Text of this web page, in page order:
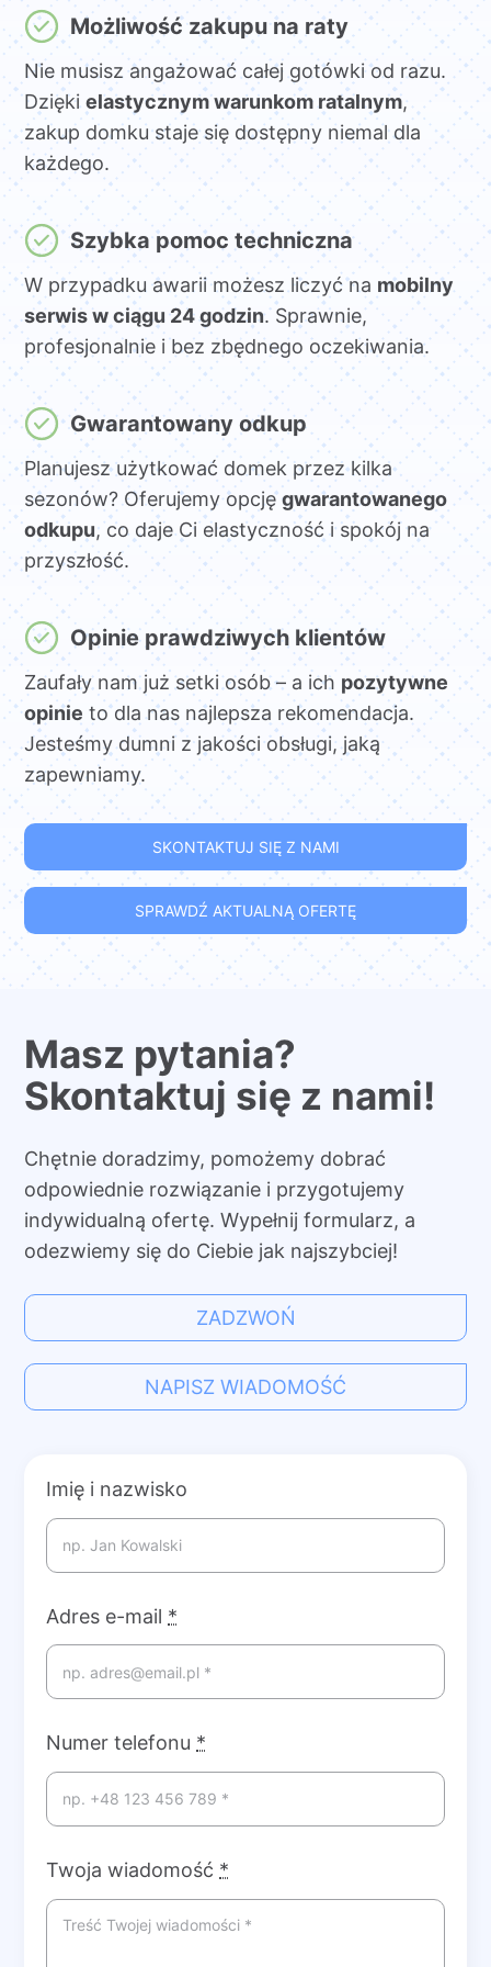
Możliwość zakupu na raty
Nie musisz angażować całej gotówki od razu.
Dziękielastycznym warunkom ratalnym,
zakup domku staje się dostępny niemal dla
każdego.
Szybka pomoc techniczna
W przypadku awarii możesz liczyć na mobilny
serwis w ciągu 24 godzin. Sprawnie,
profesjonalnie i bez zbędnego oczekiwania.
Gwarantowany odkup
Planujesz użytkować domek przez kilka
sezonów? Oferujemy opcjęgwarantowanego
odkupu, co daje Ci elastyczność i spokój na
przyszłość.
Opinie prawdziwych klientów
Zaufały nam już setki osób – a ich pozytywne
opinie to dla nas najlepsza rekomendacja.
Jesteśmy dumni z jakości obsługi, jaką
zapewniamy.
SKONTAKTUJ SIĘ Z NAMI
SPRAWDŹ AKTUALNĄ OFERTĘ
Masz pytania?
Skontaktuj się z nami!
Chętnie doradzimy, pomożemy dobrać
odpowiednie rozwiązanie i przygotujemy
indywidualną ofertę. Wypełnij formularz, a
odezwiemy się do Ciebie jak najszybciej!
ZADZWOŃ
NAPISZ WIADOMOŚĆ
Imię i nazwisko
Adres e-mail *
Numer telefonu *
Twoja wiadomość *